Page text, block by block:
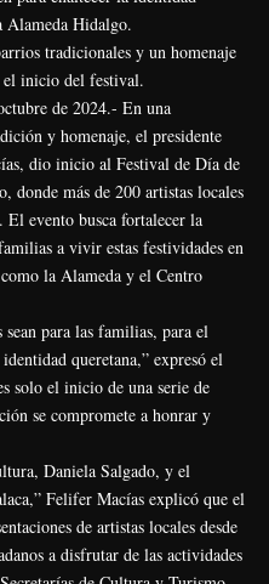
Alameda Hidalgo.
tradicionales y un homenaje
el inicio del festival.
de 2024.- En una
y homenaje, el presidente
dio inicio al Festival de Día de
donde más de 200 artistas locales
evento busca fortalecer la
a vivir estas festividades en
la Alameda y el Centro
para las familias, para el
queretana,” expresó el
solo el inicio de una serie de
se compromete a honrar y
Daniela Salgado, y el
Felifer Macías explicó que el
de artistas locales desde
a disfrutar de las actividades